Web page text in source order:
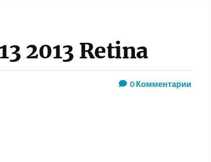
2013 Retina
0Комментарии